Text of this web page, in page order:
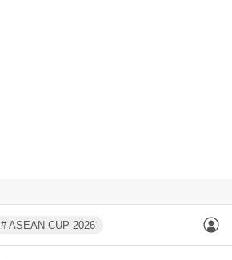
# ASEAN CUP 2026